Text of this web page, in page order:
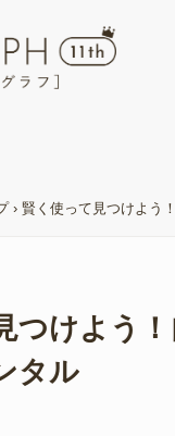
› 賢く使って見つけよう
つけよう
タル